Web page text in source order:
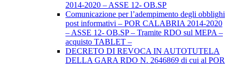
2014-2020 – ASSE 12- OB.SP
Comunicazione per l’adempimento degli obblighi
post informativi – POR CALABRIA 2014-2020
– ASSE 12- OB.SP – Tramite RDO sul MEPA –
acquisto TABLET –
DECRETO DI REVOCA IN AUTOTUTELA
DELLA GARA RDO N. 2646869 di cui al POR